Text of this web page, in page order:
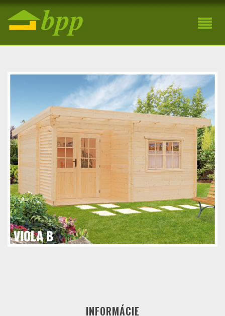
Víkendová drevená chatka Viola
INFORMÁCIE